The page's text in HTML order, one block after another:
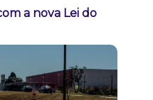
a nova Lei do